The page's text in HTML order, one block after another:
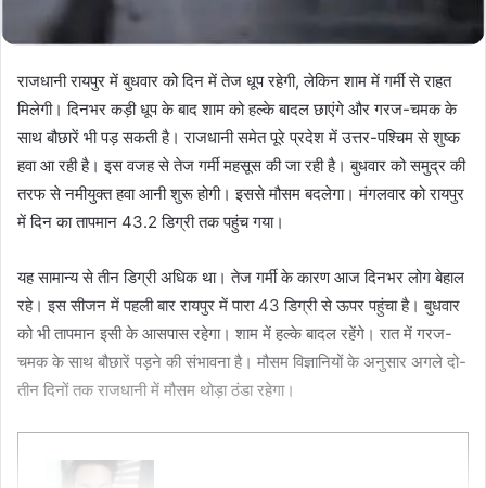
राजधानी रायपुर में बुधवार को दिन में तेज धूप रहेगी, लेकिन शाम में गर्मी से राहत
मिलेगी। दिनभर कड़ी धूप के बाद शाम को हल्के बादल छाएंगे और गरज-चमक के
साथ बौछारें भी पड़ सकती है। राजधानी समेत पूरे प्रदेश में उत्तर-पश्चिम से शुष्क
हवा आ रही है। इस वजह से तेज गर्मी महसूस की जा रही है। बुधवार को समुद्र की
तरफ से नमीयुक्त हवा आनी शुरू होगी। इससे मौसम बदलेगा। मंगलवार को रायपुर
में दिन का तापमान 43.2 डिग्री तक पहुंच गया।
यह सामान्य से तीन डिग्री अधिक था। तेज गर्मी के कारण आज दिनभर लोग बेहाल
रहे। इस सीजन में पहली बार रायपुर में पारा 43 डिग्री से ऊपर पहुंचा है। बुधवार
को भी तापमान इसी के आसपास रहेगा। शाम में हल्के बादल रहेंगे। रात में गरज-
चमक के साथ बौछारें पड़ने की संभावना है। मौसम विज्ञानियों के अनुसार अगले दो-
तीन दिनों तक राजधानी में मौसम थोड़ा ठंडा रहेगा।